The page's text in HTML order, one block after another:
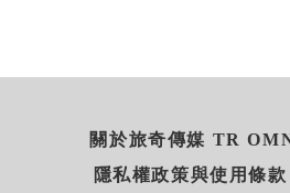
關於旅奇傳媒 TR
隱私權政策與使用條款